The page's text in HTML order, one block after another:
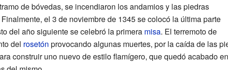
de bóvedas, se incendiaron los andamios y las piedras
el 3 de noviembre de 1345 se colocó la última parte
del año siguiente se celebró la primera misa. El terremoto de
del rosetón provocando algunas muertes, por la caída de las
construir uno nuevo de estilo flamígero, que quedó acabado